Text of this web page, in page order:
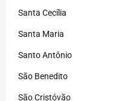
Santa Cecília
Santa Maria
Santo Antônio
São Benedito
São Cristóvão